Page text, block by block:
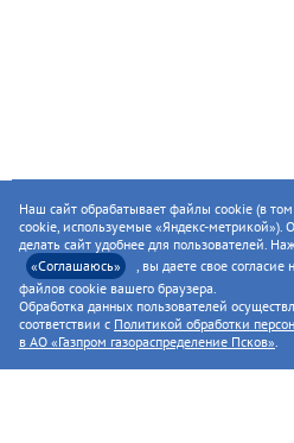
Наш сайт обрабатывает файлы cookie (в
cookie, используемые «Яндекс-метрикой»).
делать сайт удобнее для пользователей.
«Соглашаюсь»
, вы даете свое согласие
файлов cookie вашего браузера.
Обработка данных пользователей
соответствии с Политикой обработки
в АО «Газпром газораспределение Псков».
ГЛАВНАЯ
УСЛУГИ ПРЕДПРИЯТИЯМ
РАСКРЫТИЕ